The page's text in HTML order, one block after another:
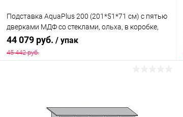
Подставка AquaPlus 200 (201*51*71 см) с пятью
дверками МДФ со стеклами, ольха, в коробке,
подходит для модели аквариума LUX П700
44 079 руб. / упак
45 442 руб.
Купить в 1 клик Сравнение